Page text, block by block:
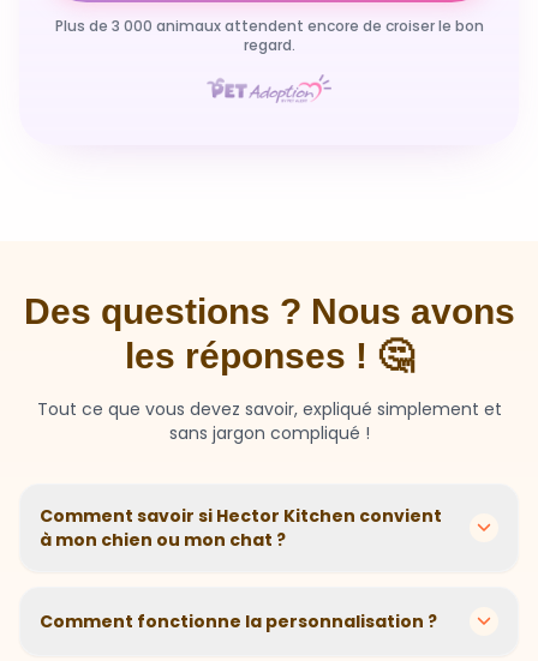
Plus de 3 000 animaux attendent encore de croiser le bon
regard.
Des questions ? Nous avons
les réponses ! 🤔
Tout ce que vous devez savoir, expliqué simplement et
sans jargon compliqué !
Comment savoir si Hector Kitchen convient
à mon chien ou mon chat ?
recettes personnalisées selon l'âge, la race, le poids et
les sensibilités de votre compagnon. Si votre animal a
Comment fonctionne la personnalisation ?